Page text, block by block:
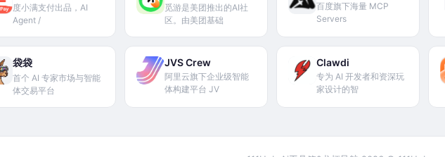
度小满支付出品，AI
Agent /
觅游是美团推出的AI社
区。由美团基础
百度旗下海量 MCP
Servers
袋袋
首个 AI 专家市场与智能
体交易平台
JVS Crew
阿里云旗下企业级智能
体构建平台 JV
Clawdi
专为 AI 开发者和资深玩
家设计的智